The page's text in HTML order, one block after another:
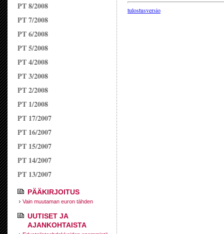
PT 8/2008
PT 7/2008
PT 6/2008
PT 5/2008
PT 4/2008
PT 3/2008
PT 2/2008
PT 1/2008
PT 17/2007
PT 16/2007
PT 15/2007
PT 14/2007
PT 13/2007
PÄÄKIRJOITUS
Vain muutaman euron tähden
UUTISET JA
AJANKOHTAISTA
tulostusversio